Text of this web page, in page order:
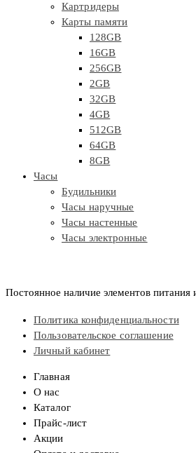
Картридеры
Карты памяти
128GB
16GB
256GB
2GB
32GB
4GB
512GB
64GB
8GB
Часы
Будильники
Часы наручные
Часы настенные
Часы электронные
Постоянное наличие элементов питания
Политика конфиденциальности
Пользовательское соглашение
Личный кабинет
Главная
О нас
Каталог
Прайс-лист
Акции